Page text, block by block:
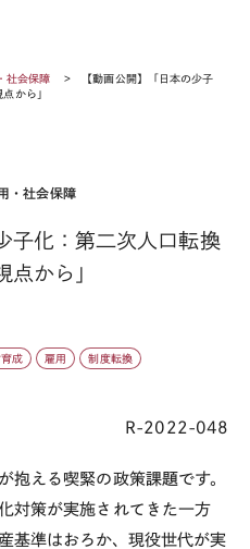
社会保障
【動画公開】「日本の少子
から」
・社会保障
子化：第二次人口転換
点から」
育成 雇用 制度転換
R-2022-048
抱える喫緊の政策課題です。
対策が実施されてきた一方
基準はおろか、現役世代が実